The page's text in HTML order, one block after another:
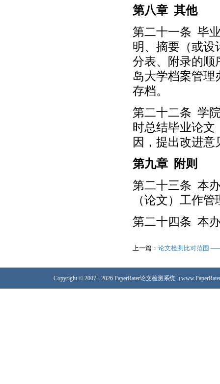
第八章 其他
第二十一条 毕
明、摘要（或设
分表、附录的顺
岛大学档案管
存档。
第二十二条 学
时总结毕业论文
因，提出改进
第九章 附则
第二十三条 本
（论文）工作
第二十四条 本
上一篇： 论文检测比对范围
Copyright © 2007 - 2026 PaperRater论文检测系统（